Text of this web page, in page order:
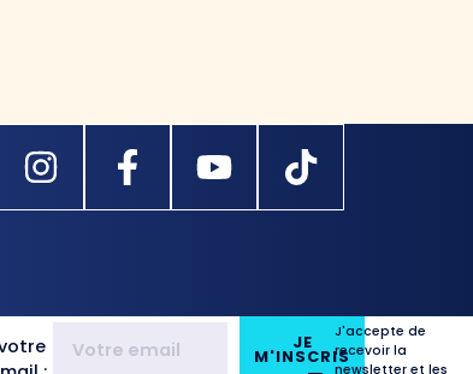
JE
M'INSCRIS
J'accepte de
recevoir la
newsletter et les